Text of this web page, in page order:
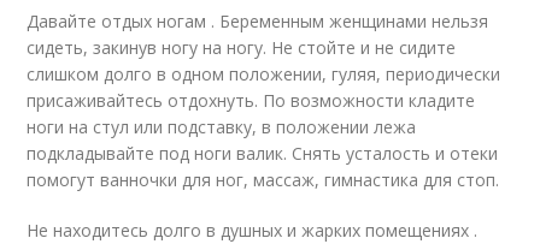
Давайте отдых ногам . Беременным женщинами нельзя
сидеть, закинув ногу на ногу. Не стойте и не сидите
слишком долго в одном положении, гуляя, периодически
присаживайтесь отдохнуть. По возможности кладите
ноги на стул или подставку, в положении лежа
подкладывайте под ноги валик. Снять усталость и отеки
помогут ванночки для ног, массаж, гимнастика для стоп.
Не находитесь долго в душных и жарких помещениях .